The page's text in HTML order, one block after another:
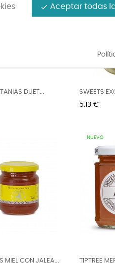
DUET... SWEETS
Precio
5,13 €
MIEL CON JALEA...
NUEVO
TIPTREE
done Aceptar todas